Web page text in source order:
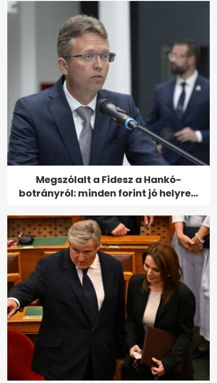
Megszólalt a Fidesz a Hankó-
botrányról: minden forint jó helyre...